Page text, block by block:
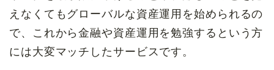
えなくてもグローバルな資産運用を始められるの
で、これから金融や資産運用を勉強するという方
には大変マッチしたサービスです。